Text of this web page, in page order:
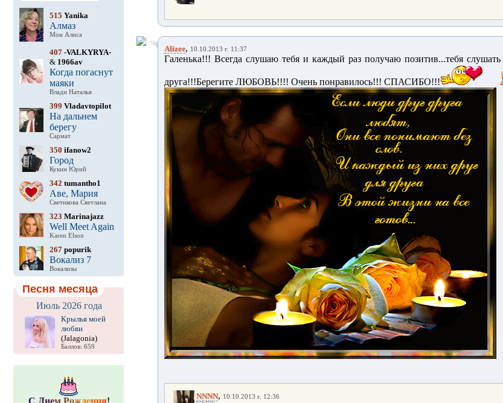
515 Yanika
Алмаз
Мон Алиса
407-VALKYRYA-
& 1966av
Когда погаснут
маяки
Влади Наталья
399 Vladavtopilot
На дальнем
берегу
Сармат
350 ifanow2
Город
Кукин Юрий
342 tumantho1
Аве, Мария
Светикова Светлана
323 Marinajazz
Well Meet Again
Karen Elson
267popurik
Вокализ 7
Вокализы
Песня месяца
Июль 2026 года
Крылья моей
любви
(Jalagonia)
Баллов: 659
С Днем Рождения!
Alizee, 10.10.2013 г. 11:37
Галенька!!! Всегда слушаю тебя и каждый раз получаю позитив...тебя
друга!!!Берегите ЛЮБОВЬ!!!! Очень понравилось!!! СПАСИБО!!!
NNNN, 10.10.2013 г. 12:36